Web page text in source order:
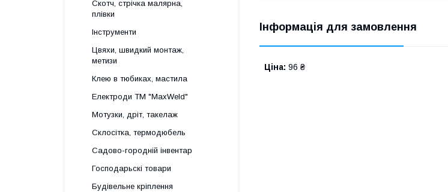
Інформація для замовлення
Ціна: 96 ₴
Скотч, стрічка малярна,
плівки
Інструменти
Цвяхи, швидкий монтаж,
метизи
Клею в тюбиках, мастила
Електроди ТМ "MaxWeld"
Мотузки, дріт, такелаж
Склосітка, термодюбель
Садово-городній інвентар
Господарьскі товари
Будівельне кріплення